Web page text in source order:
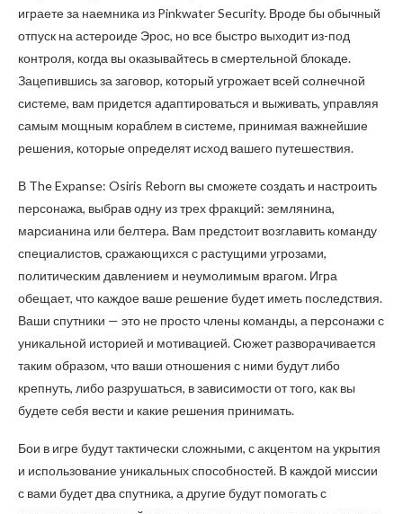
играете за наемника из Pinkwater Security. Вроде бы обычный
отпуск на астероиде Эрос, но все быстро выходит из-под
контроля, когда вы оказывайтесь в смертельной блокаде.
Зацепившись за заговор, который угрожает всей солнечной
системе, вам придется адаптироваться и выживать, управляя
самым мощным кораблем в системе, принимая важнейшие
решения, которые определят исход вашего путешествия.
В The Expanse: Osiris Reborn вы сможете создать и настроить
персонажа, выбрав одну из трех фракций: землянина,
марсианина или белтера. Вам предстоит возглавить команду
специалистов, сражающихся с растущими угрозами,
политическим давлением и неумолимым врагом. Игра
обещает, что каждое ваше решение будет иметь последствия.
Ваши спутники — это не просто члены команды, а персонажи с
уникальной историей и мотивацией. Сюжет разворачивается
таким образом, что ваши отношения с ними будут либо
крепнуть, либо разрушаться, в зависимости от того, как вы
будете себя вести и какие решения принимать.
Бои в игре будут тактически сложными, с акцентом на укрытия
и использование уникальных способностей. В каждой миссии
с вами будет два спутника, а другие будут помогать с